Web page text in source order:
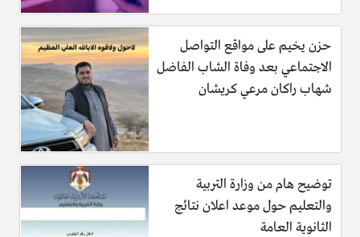
حزن يخيم على مواقع التواصل
الاجتماعي بعد وفاة الشاب الفاضل
شهاب راكان مرعي كريشان
توضيح هام من وزارة التربية
والتعليم حول موعد اعلان نتائج
الثانوية العامة